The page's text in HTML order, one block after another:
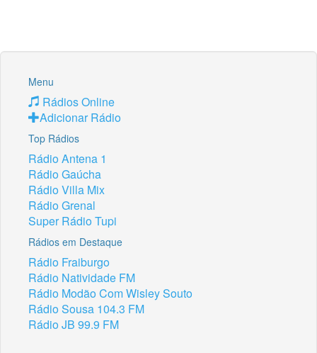
Menu
Rádios Online
Adicionar Rádio
Top Rádios
Rádio Antena 1
Rádio Gaúcha
Rádio Villa Mix
Rádio Grenal
Super Rádio Tupi
Rádios em Destaque
Rádio Fraiburgo
Rádio Natividade FM
Rádio Modão Com Wisley Souto
Rádio Sousa 104.3 FM
Rádio JB 99.9 FM